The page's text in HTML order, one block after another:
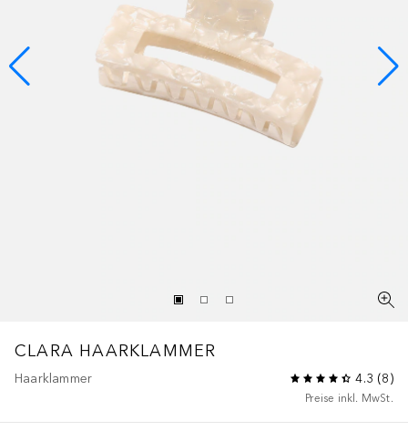
CLARA HAARKLAMMER
Haarklammer 4.3 (8)
Preise inkl. MwSt.